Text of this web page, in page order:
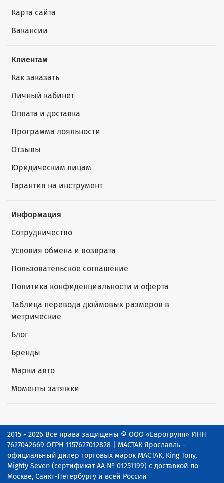
Карта сайта
Вакансии
Клиентам
Как заказать
Личный кабинет
Оплата и доставка
Программа лояльности
Отзывы
Юридическим лицам
Гарантия на инструмент
Информация
Сотрудничество
Условия обмена и возврата
Пользовательское соглашение
Политика конфиденциальности и оферта
Таблица перевода дюймовых размеров в
метрические
Блог
Бренды
Марки авто
Моменты затяжки
2015 - 2026 Все права защищены © ООО «Еврогрупп» ИНН
7627042669 ОГРН 1157627012828 | МАСТАК Ярославль -
официальный дилер торговых марок МАСТАК, King Tony,
Mighty Seven (сертификат АА № 01251199) с доставкой по
Москве, Санкт-Петербургу и всей России